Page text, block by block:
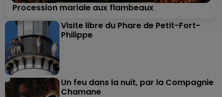
Procession mariale aux flambeaux
Visite libre du Phare de Petit-Fort-
Philippe
Un feu dans la nuit, par la Compagnie
Chamane